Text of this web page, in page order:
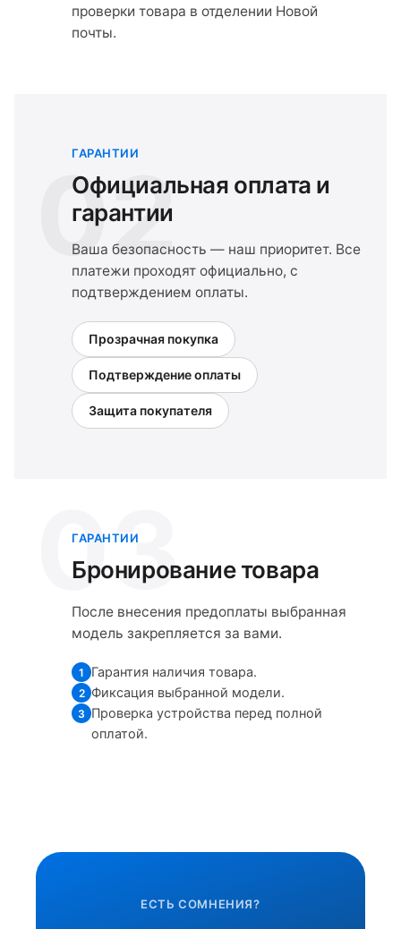
проверки товара в отделении Новой
почты.
02
ГАРАНТИИ
Официальная оплата и
гарантии
Ваша безопасность — наш приоритет. Все
платежи проходят официально, с
подтверждением оплаты.
Прозрачная покупка
Подтверждение оплаты
Защита покупателя
03
ГАРАНТИИ
Бронирование товара
После внесения предоплаты выбранная
модель закрепляется за вами.
1 Гарантия наличия товара.
2 Фиксация выбранной модели.
3 Проверка устройства перед полной
оплатой.
ЕСТЬ СОМНЕНИЯ?